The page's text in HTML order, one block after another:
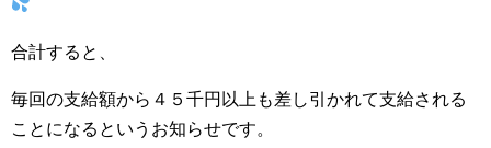
合計すると、
毎回の支給額から４５千円以上も差し引かれて支給される
ことになるというお知らせです。